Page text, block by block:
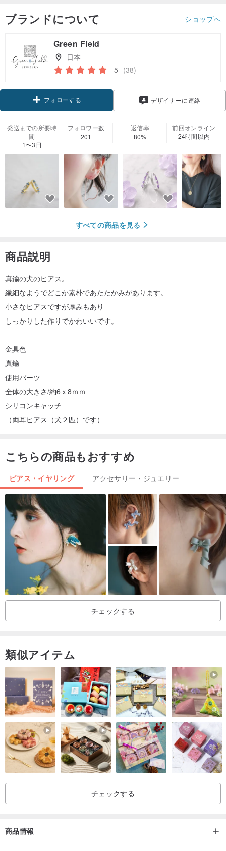
ブランドについて ショップへ
Green Field
日本
5 (38)
フォローする デザイナーに連絡
発送までの所要時
間
1〜3日
フォロワー数
201
返信率
80%
前回オンライン
24時間以内
すべての商品を見る
商品説明
真鍮の犬のピアス。
繊細なようでどこか素朴であたたかみがあります。
小さなピアスですが厚みもあり
しっかりした作りでかわいいです。
金具色
真鍮
使用パーツ
全体の大きさ/約6ｘ8ｍｍ
シリコンキャッチ
（両耳ピアス（犬２匹）です）
こちらの商品もおすすめ
ピアス・イヤリング アクセサリー・ジュエリー
チェックする
類似アイテム
チェックする
商品情報